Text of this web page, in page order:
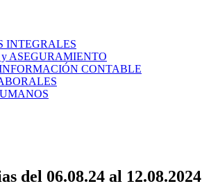
INTEGRALES
ASEGURAMIENTO
CONTABLE
del 06.08.24 al 12.08.2024